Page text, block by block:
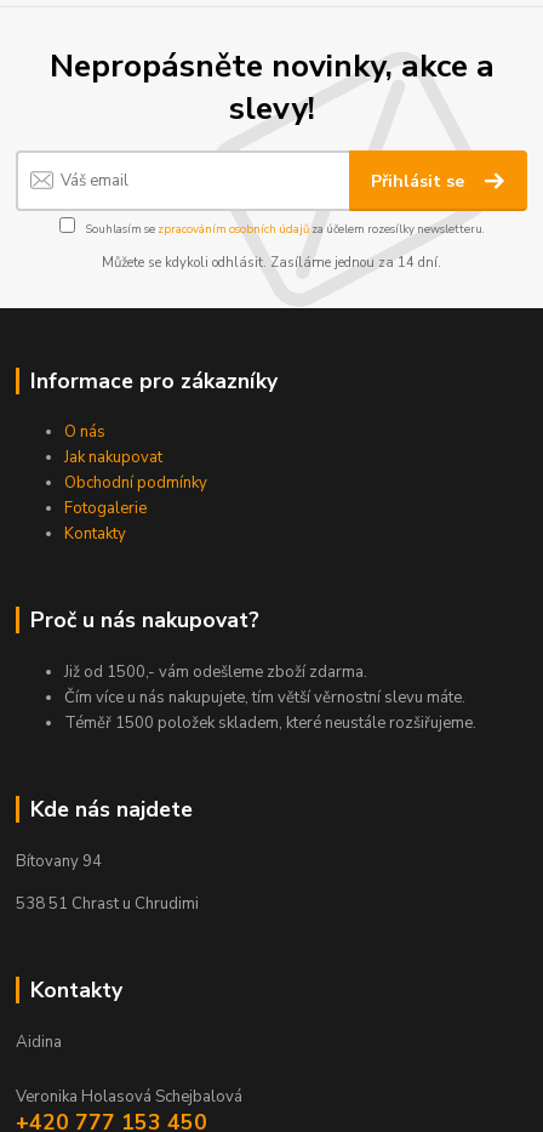
Nepropásněte novinky, akce a
slevy!
Přihlásit se
Souhlasím se zpracováním osobních údajůza účelem rozesílky newsletteru.
Můžete se kdykoli odhlásit. Zasíláme jednou za 14 dní.
Informace pro zákazníky
O nás
Jak nakupovat
Obchodní podmínky
Fotogalerie
Kontakty
Proč u nás nakupovat?
Již od 1500,- vám odešleme zboží zdarma.
Čím více u nás nakupujete, tím větší věrnostní slevu máte.
Téměř 1500 položek skladem, které neustále rozšiřujeme.
Kde nás najdete
Bítovany 94
538 51 Chrast u Chrudimi
Kontakty
Aidina
Veronika Holasová Schejbalová
+420 777 153 450